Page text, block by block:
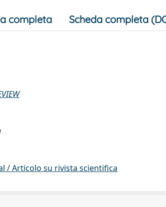
completa Scheda completa
/ Articolo su rivista scientifica